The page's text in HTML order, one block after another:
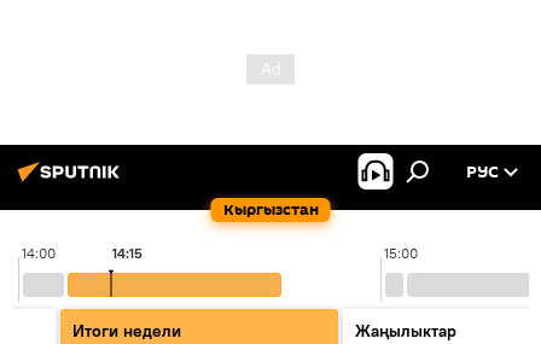
Кыргызстан
РУС
14:00 15:00
14:15
Итоги недели
Жаңылыктар